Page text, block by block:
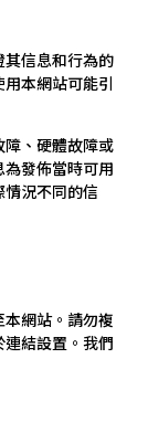
信息和行為的
本網站可能引
、硬體故障或
發佈當時可用
況不同的信
網站。請勿複
結設置。我們